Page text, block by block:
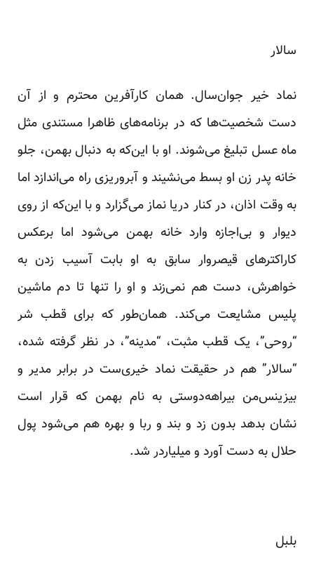
سالار
نماد خیر جوان‌سال. همان کارآفرین محترم و از آن
دست شخصیت‌ها که در برنامه‌های ظاهرا مستندی مثل
ماه عسل تبلیغ می‌شوند. او با این‌که به دنبال بهمن، جلو
خانه پدر زن او بسط می‌نشیند و آبروریزی راه می‌اندازد اما
به وقت اذان، در کنار دریا نماز می‌گزارد و با این‌که از روی
دیوار و بی‌اجازه وارد خانه بهمن می‌شود اما برعکس
کاراکترهای قیصروار سابق به او بابت آسیب زدن به
خواهرش، دست هم نمی‌زند و او را تنها تا دم ماشین
پلیس مشایعت می‌کند. همان‌طور که برای قطب شر
“روحی”، یک قطب مثبت، “مدینه”، در نظر گرفته شده،
“سالار” هم در حقیقت نماد خیری‌ست در برابر مدیر و
بیزینس‌من بیراهه‌دوستی به نام بهمن که قرار است
نشان بدهد بدون زد و بند و ربا و بهره هم می‌شود پول
حلال به دست آورد و میلیاردر شد.
بلبل